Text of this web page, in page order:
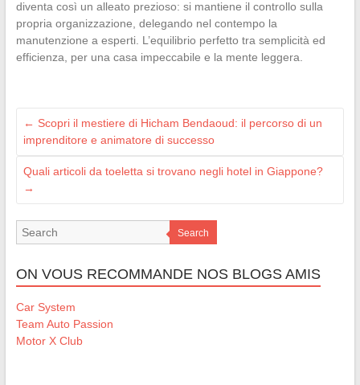
diventa così un alleato prezioso: si mantiene il controllo sulla
propria organizzazione, delegando nel contempo la
manutenzione a esperti. L’equilibrio perfetto tra semplicità ed
efficienza, per una casa impeccabile e la mente leggera.
← Scopri il mestiere di Hicham Bendaoud: il percorso di un
imprenditore e animatore di successo
Quali articoli da toeletta si trovano negli hotel in Giappone?
→
Search
ON VOUS RECOMMANDE NOS BLOGS AMIS
Car System
Team Auto Passion
Motor X Club